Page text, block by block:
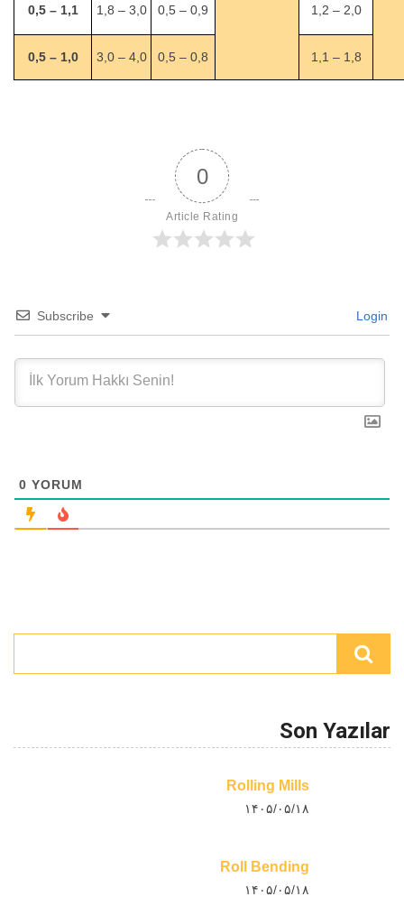
0,5 – 1,1 1,8 – 3,0 0,5 – 0,9 1,2 – 2,0
0,5 – 1,0 3,0 – 4,0 0,5 – 0,8 1,1 – 1,8
0
Article Rating
Subscribe Login
0 YORUM
Son Yazılar
Rolling Mills
۱۴۰۵/۰۵/۱۸
Roll Bending
۱۴۰۵/۰۵/۱۸